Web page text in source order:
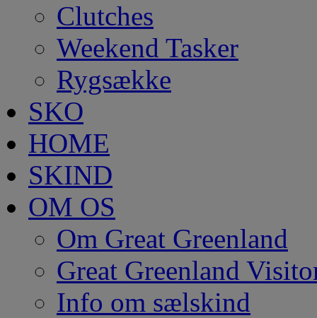
Clutches
Weekend Tasker
Rygsække
SKO
HOME
SKIND
OM OS
Om Great Greenland
Great Greenland
Info om sælskind